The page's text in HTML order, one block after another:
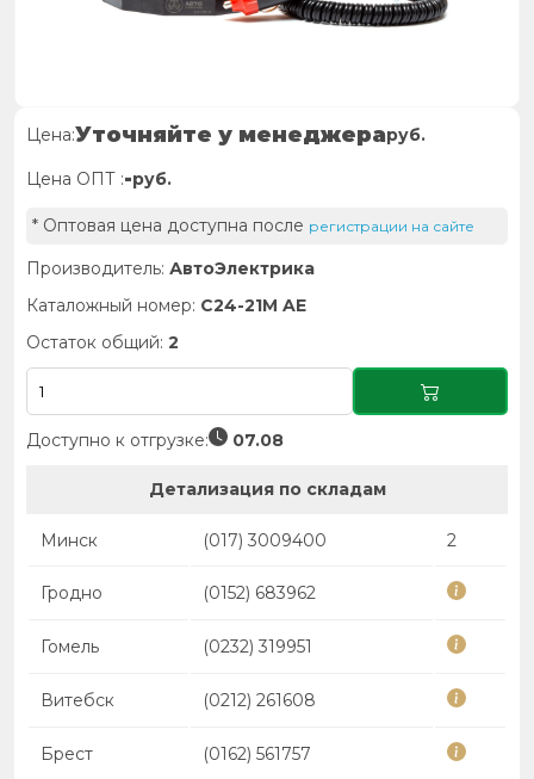
Цена:Уточняйте у менеджераруб.
Цена ОПТ :-руб.
* Оптовая цена доступна после регистрации на сайте
Производитель: АвтоЭлектрика
Каталожный номер: C24-21M AE
Остаток общий: 2
Доступно к отгрузке: 07.08
Детализация по складам
Минск (017) 3009400 2
Гродно (0152) 683962
Гомель (0232) 319951
Витебск (0212) 261608
Брест (0162) 561757